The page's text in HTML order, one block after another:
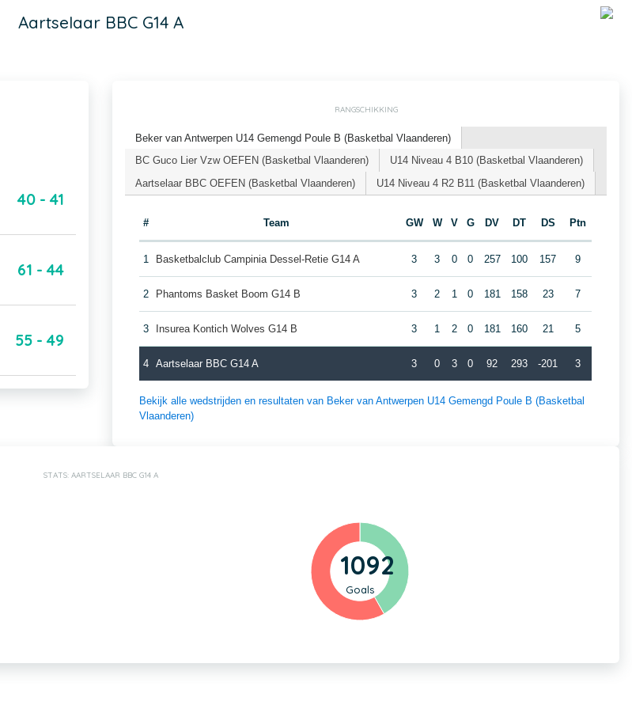
Aartselaar BBC G14 A
40 - 41
61 - 44
55 - 49
RANGSCHIKKING
Beker van Antwerpen U14 Gemengd Poule B (Basketbal Vlaanderen)
BC Guco Lier Vzw OEFEN (Basketbal Vlaanderen)
U14 Niveau 4 B10 (Basketbal Vlaanderen)
Aartselaar BBC OEFEN (Basketbal Vlaanderen)
U14 Niveau 4 R2 B11 (Basketbal Vlaanderen)
# Team GW W V G DV DT DS Ptn
1 Basketbalclub Campinia Dessel-Retie G14 A 3 3 0 0 257 100 157 9
2 Phantoms Basket Boom G14 B 3 2 1 0 181 158 23 7
3 Insurea Kontich Wolves G14 B 3 1 2 0 181 160 21 5
4 Aartselaar BBC G14 A 3 0 3 0 92 293 -201 3
Bekijk alle wedstrijden en resultaten van Beker van Antwerpen U14 Gemengd Poule B (Basketbal
Vlaanderen)
STATS: AARTSELAAR BBC G14 A
1092
Goals